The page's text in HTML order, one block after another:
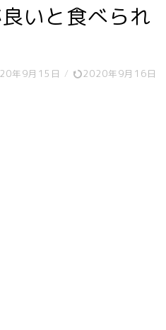
いと食べられ
年9月15日 / 2020年9月16日